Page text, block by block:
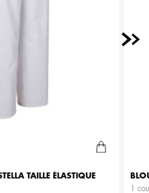
TAILLE ÉLASTIQUE
1